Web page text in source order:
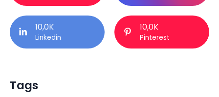
10,0K
Linkedin
10,0K
Pinterest
Tags